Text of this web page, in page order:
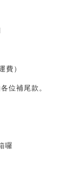
費）
位補尾款。
囉